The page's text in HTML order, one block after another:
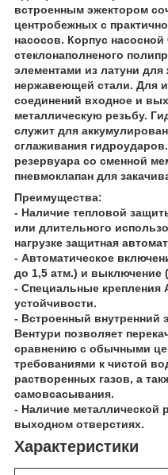
встроенным эжектором
центробежных с
насосов. Корпус насосной
стеклонаполненого
элементами из латуни для
нержавеющей стали. Для
соединений входное и
металлическую резьбу.
служит для
сглаживания
резервуара со сменной
пневмоклапан для
Преимущества:
- Наличие тепловой
или длительного
нагрузке защитная
- Автоматическое
до 1,5 атм.) и выключение
- Специальные крепления
устойчивости.
- Встроенный внутренний
Вентури позволяет
сравнению с обычными
требованиями к чистой
растворенных газов, а
самовсасывания.
- Наличие металлической
выходном отверстиях.
Характеристики